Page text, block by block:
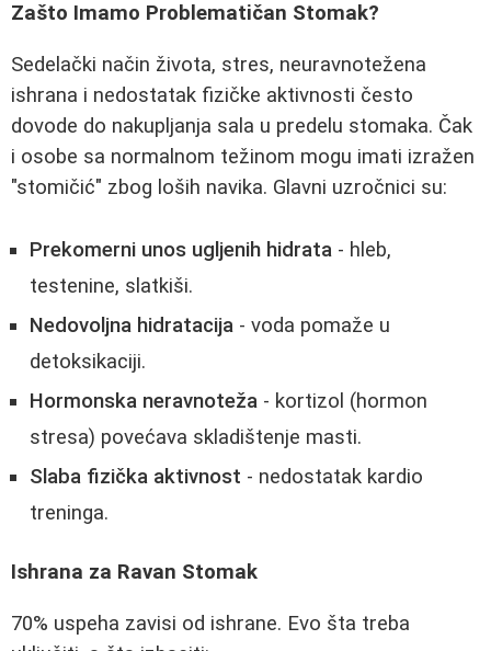
Zašto Imamo Problematičan Stomak?
Sedelački način života, stres, neuravnotežena
ishrana i nedostatak fizičke aktivnosti često
dovode do nakupljanja sala u predelu stomaka. Čak
i osobe sa normalnom težinom mogu imati izražen
"stomičić" zbog loših navika. Glavni uzročnici su:
Prekomerni unos ugljenih hidrata - hleb,
testenine, slatkiši.
Nedovoljna hidratacija - voda pomaže u
detoksikaciji.
Hormonska neravnoteža - kortizol (hormon
stresa) povećava skladištenje masti.
Slaba fizička aktivnost - nedostatak kardio
treninga.
Ishrana za Ravan Stomak
70% uspeha zavisi od ishrane. Evo šta treba